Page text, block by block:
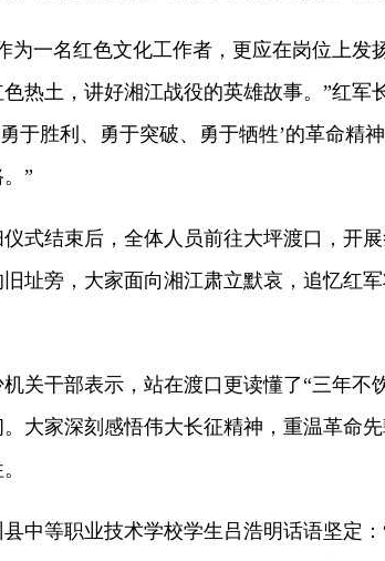
一名红色文化工作者，更应在岗位上发
热土，讲好湘江战役的英雄故事。”红军
勇于胜利、勇于突破、勇于牺牲’的革命精
”
结束后，全体人员前往大坪渡口，开展
址旁，大家面向湘江肃立默哀，追忆红
干部表示，站在渡口更读懂了“三年不
大家深刻感悟伟大长征精神，重温革命
等职业技术学校学生吕浩明话语坚定：